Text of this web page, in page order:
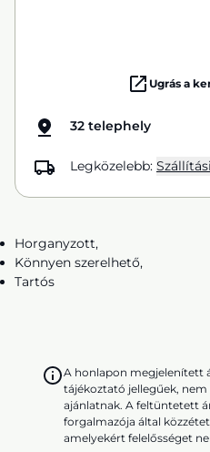
Ugrás a
32 telephely
Legközelebb:
Horganyzott,
Könnyen szerelhető,
Tartós
A honlapon megjelenített
tájékoztató jellegűek,
ajánlatnak. A feltüntetett
forgalmazója által
amelyekért felelősséget